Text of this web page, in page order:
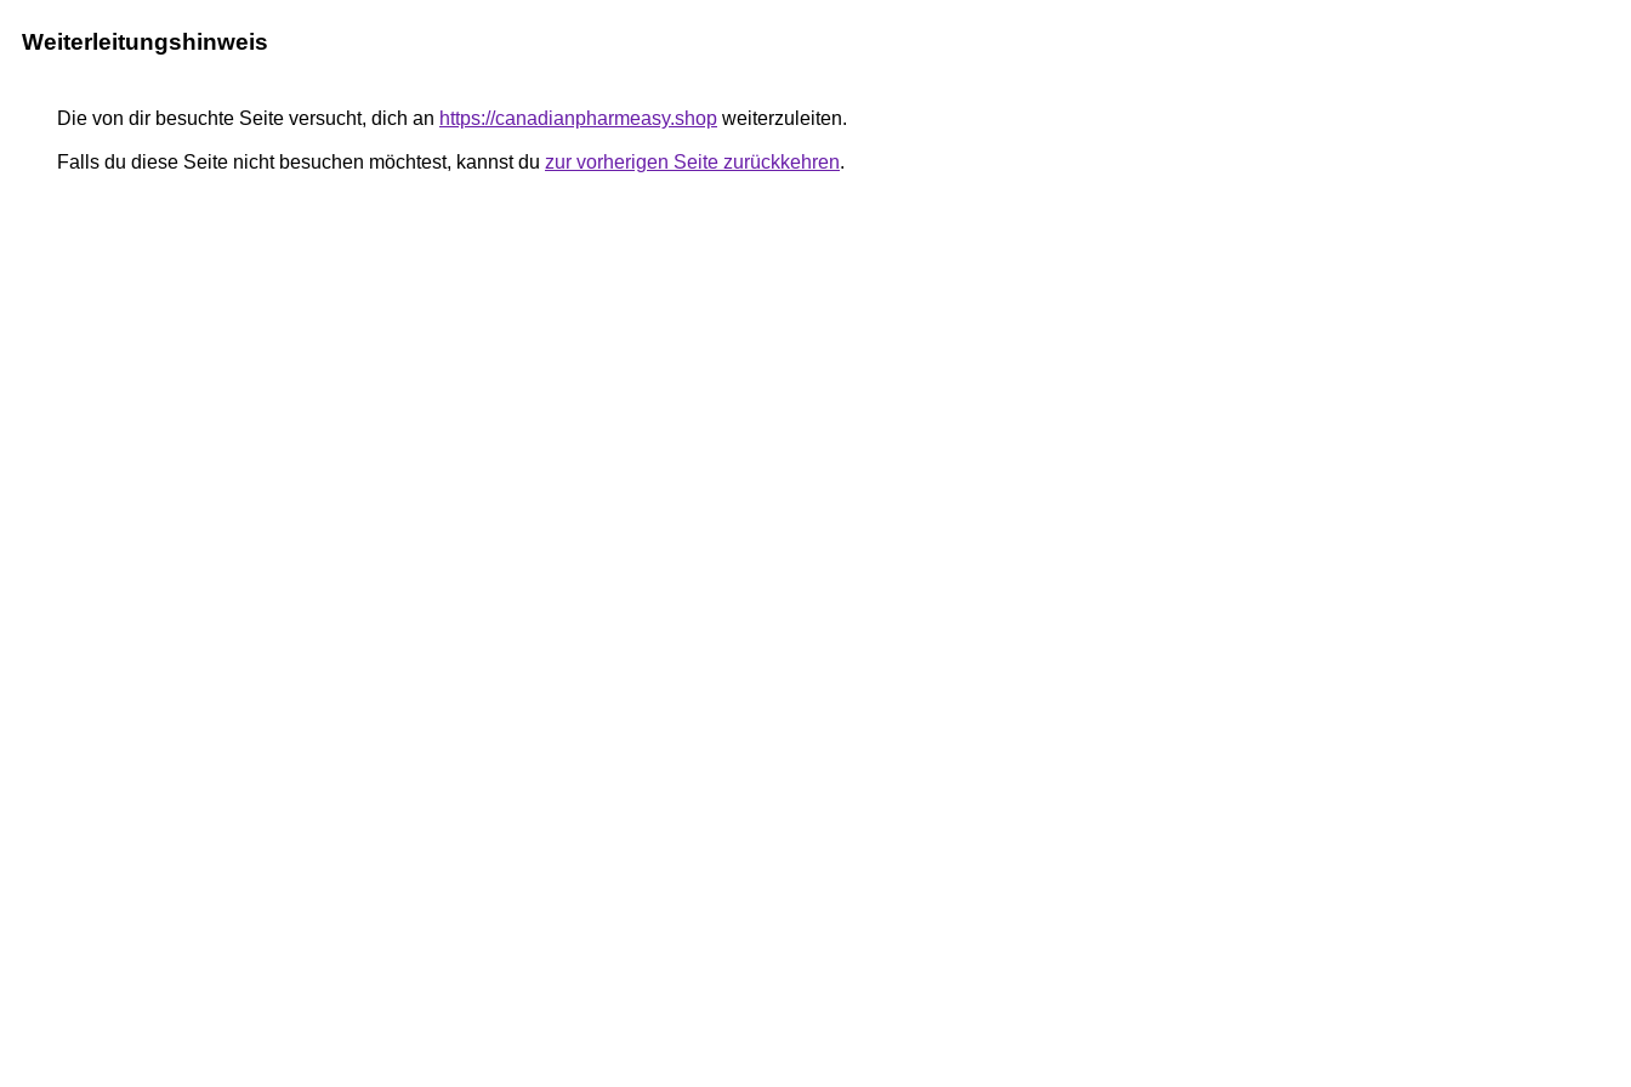
Weiterleitungshinweis
Die von dir besuchte Seite versucht, dich an https://canadianpharmeasy.shop weiterzuleiten.
Falls du diese Seite nicht besuchen möchtest, kannst du zur vorherigen Seite zurückkehren.